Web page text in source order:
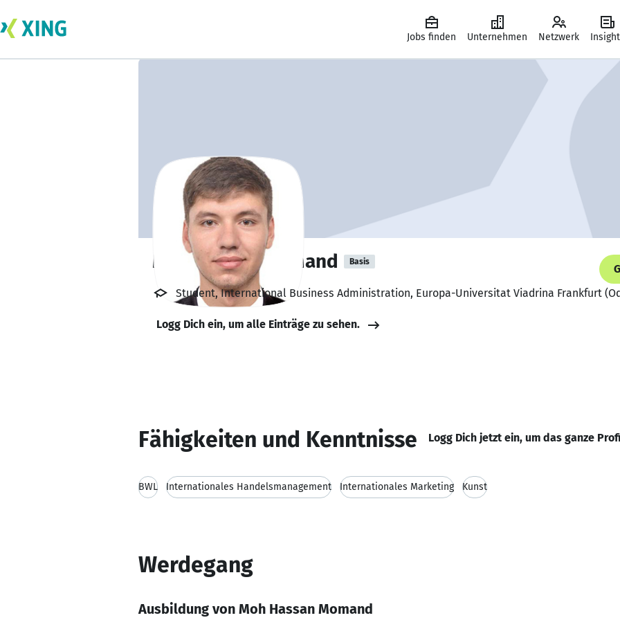
Jobs finden Unternehmen Netzwerk
Moh Hassan Momand Basis
Student, International Business Administration, Europa-Universitat Viadrina Frankfurt
Logg Dich ein, um alle Einträge zu sehen.
Fähigkeiten und Kenntnisse Logg Dich jetzt ein, um das ganze
BWL Internationales Handelsmanagement Internationales Marketing Kunst
Werdegang
Ausbildung von Moh Hassan Momand